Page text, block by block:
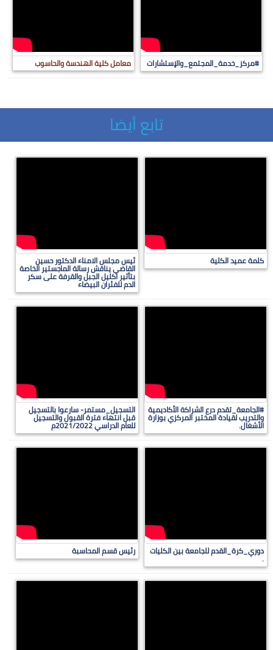
#مركز_خدمة_المجتمع_والإستشارات معامل كلية الهندسة والحاسوب
تابع أيضا
كلمة عميد الكلية ئيس مجلس الامناء الدكتور حسين
القاضي يناقش رسالة الماجستير الخاصة
بتأثير اكليل الجبل والقرفة على سكر
الدم للفئران البيضاء
#الجامعة_تقدم درع الشراكة الأكاديمية
والتدريب لقيادة المختبر المركزي بوزارة
الأشغال.
التسجيل_مستمر- سارعوا بالتسجيل
قبل انتهاء فترة القبول والتسجيل
للعام الدراسي 2021/2022م
دوري_كرة_القدم للجامعة بين الكليات
.
رئيس قسم المحاسبة